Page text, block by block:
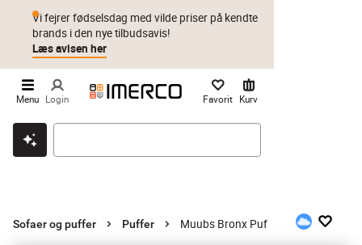
Klik & hent Byt i 1 år Prismatch
Vi fejrer fødselsdag med vilde priser på kendte
brands i den nye tilbudsavis!
Læs avisen her
Menu Login Favorit Kurv
Sofaer og puffer Puffer Muubs Bronx Puf